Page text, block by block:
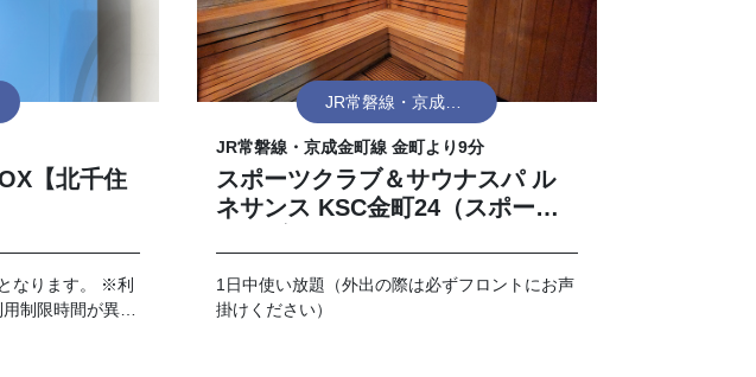
【北千住
なります。 ※利
制限時間が異な
JR常磐線・京成金
町線 金町
JR常磐線・京成金町線 金町より9分
スポーツクラブ＆サウナスパ ル
ネサンス KSC金町24（スポーツ
1日中使い放題（外出の際は必ずフロントにお声
掛けください）